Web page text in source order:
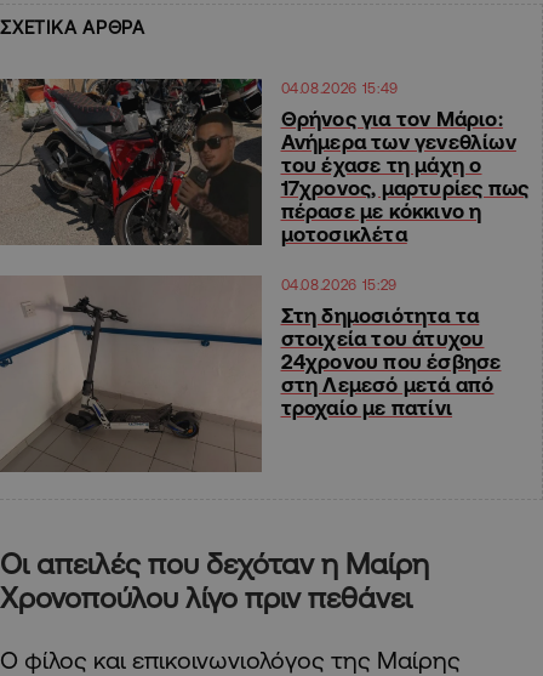
ΣΧΕΤΙΚΑ ΑΡΘΡΑ
04.08.2026 15:49
Θρήνος για τον Μάριο:
Ανήμερα των γενεθλίων
του έχασε τη μάχη ο
17χρονος, μαρτυρίες πως
πέρασε με κόκκινο η
μοτοσικλέτα
04.08.2026 15:29
Στη δημοσιότητα τα
στοιχεία του άτυχου
24χρονου που έσβησε
στη Λεμεσό μετά από
τροχαίο με πατίνι
Οι απειλές που δεχόταν η Μαίρη
Χρονοπούλου λίγο πριν πεθάνει
Ο φίλος και επικοινωνιολόγος της Μαίρης